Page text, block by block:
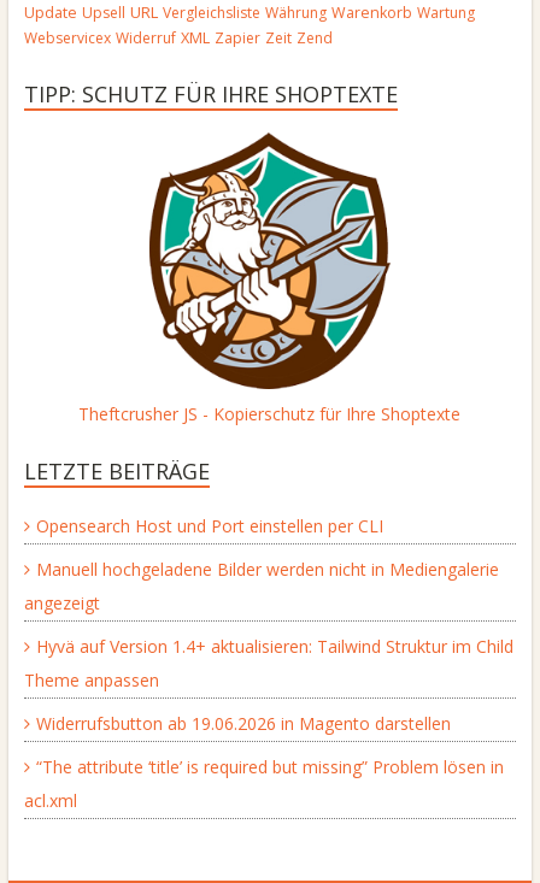
Update Upsell URL Vergleichsliste Währung Warenkorb Wartung
Webservicex Widerruf XML Zapier Zeit Zend
TIPP: SCHUTZ FÜR IHRE SHOPTEXTE
Theftcrusher JS - Kopierschutz für Ihre Shoptexte
LETZTE BEITRÄGE
Opensearch Host und Port einstellen per CLI
Manuell hochgeladene Bilder werden nicht in Mediengalerie
angezeigt
Hyvä auf Version 1.4+ aktualisieren: Tailwind Struktur im Child
Theme anpassen
Widerrufsbutton ab 19.06.2026 in Magento darstellen
“The attribute ‘title’ is required but missing” Problem lösen in
acl.xml